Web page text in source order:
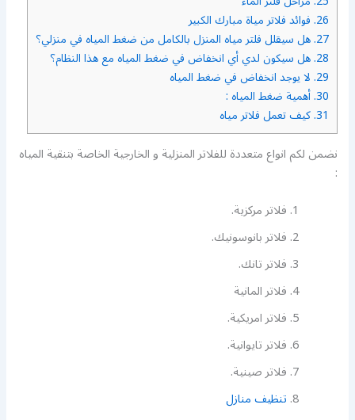
26. فوائد فلاتر مياة مبارك الكبير
27. هل سيقلل فلتر مياه المنزل بالكامل من ضغط المياه في منزلي؟
28. هل سيكون لدي أي انخفاض في ضغط المياه مع هذا النظام؟
29. لا يوجد انخفاض في ضغط المياه
30. أهمية ضغط المياه :
31. كيف تعمل فلاتر مياه
نضمن لكم انواع متعددة للفلاتر المنزلية و الخارجية الخاصة بتنقية المياه
:
فلاتر مركزية.
فلاتر بانوسونيك.
فلاتر تانك.
فلاتر المانية
فلاتر امريكية.
فلاتر تايوانية.
فلاتر صينية.
تنظيف منازل